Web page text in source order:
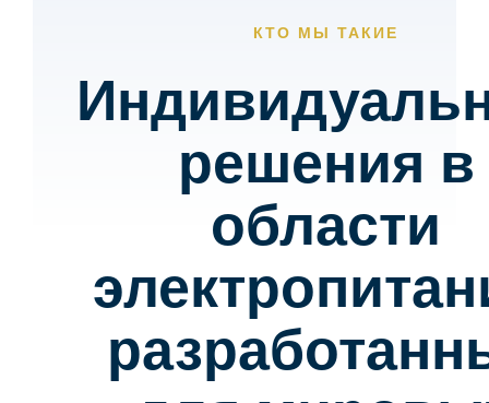
КТО МЫ ТАКИЕ
решения в
области